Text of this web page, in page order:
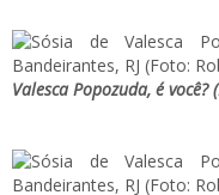
Valesca Popozuda, é